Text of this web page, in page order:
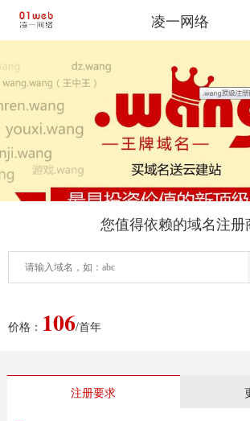
凌一网络
您值得依赖的域名注册
价格： 106/首年
注册要求